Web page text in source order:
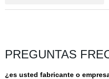
PREGUNTAS
¿es usted fabricante o